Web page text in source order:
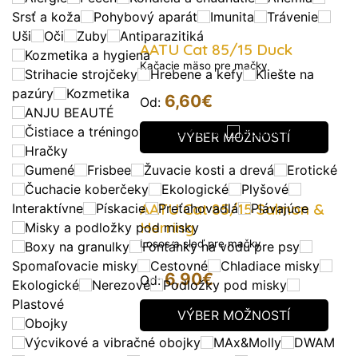
Srsť a koža
Pohybový aparát Imunita
Trávenie
Uši
Oči Zuby
Antiparazitiká
Kozmetika a hygiena
Strihacie strojčeky
Hrebene a kefy
Kliešte na
pazúry
Kozmetika
ANJU BEAUTÉ
Čistiace a tréningové porstriedky
Doplnky
Hračky
Gumené
Frisbee Žuvacie kosti a drevá
Erotické
Čuchacie koberčeky
Ekologické
Plyšové
Interaktívne
Pískacie Preťahovadlá
Plávajúce
Misky a podložky pod misky
Boxy na granulky
Fontánky na vodu pre psy
Spomaľovacie misky
Cestovné
Chladiace misky
Ekologické
Nerezové
Podložky pod misky
Plastové
Obojky
Výcvikové a vibračné obojky
MAx&Molly
DWAM
AATU Cat 85/15 Duck
Kačacie mäso pre mačky
Od: 6,60€
VÝBER MOŽNOSTÍ
AATU Cat 85/15 Salmon &
Herring
Losos a sleď pre mačky
Od:6,90€
VÝBER MOŽNOSTÍ